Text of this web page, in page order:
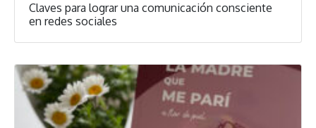
Claves para lograr una comunicación consciente
en redes sociales